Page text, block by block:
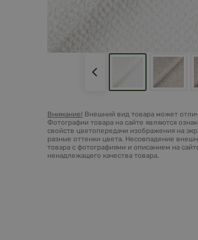
Внимание! Внешний вид товара может
Фотографии товара на сайте являются
свойств цветопередачи изображения на
разные оттенки цвета. Несовпадение
товара с фотографиями и описанием на
ненадлежащего качества товара.